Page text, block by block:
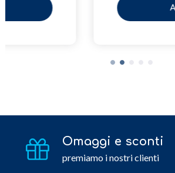
Aggiungi al Carrello
Omaggi e sconti
premiamo i nostri clienti